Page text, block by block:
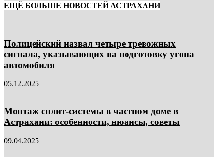
ЕЩЁ БОЛЬШЕ НОВОСТЕЙ АСТРАХАНИ
Полицейский назвал четыре тревожных
сигнала, указывающих на подготовку угона
автомобиля
05.12.2025
Монтаж сплит-системы в частном доме в
Астрахани: особенности, нюансы, советы
09.04.2025